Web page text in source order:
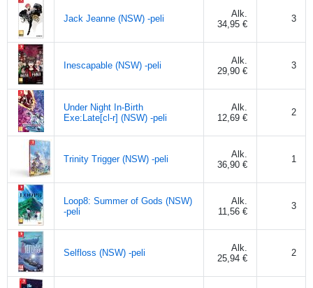
Jack Jeanne (NSW) -peli
Alk.
34,95 €
3
Inescapable (NSW) -peli
Alk.
29,90 €
3
Under Night In-Birth
Exe:Late[cl-r] (NSW) -peli
Alk.
12,69 €
2
Trinity Trigger (NSW) -peli
Alk.
36,90 €
1
Loop8: Summer of Gods (NSW)
-peli
Alk.
11,56 €
3
Selfloss (NSW) -peli
Alk.
25,94 €
2